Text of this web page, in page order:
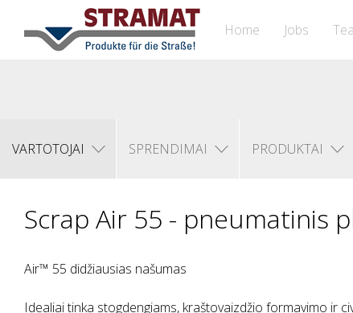
Home Jobs
VARTOTOJAI SPRENDIMAI PRODUKTAI
Scrap Air 55 - pneumatinis
Air™ 55 didžiausias našumas
Idealiai tinka stogdengiams, kraštovaizdžio formavimo ir